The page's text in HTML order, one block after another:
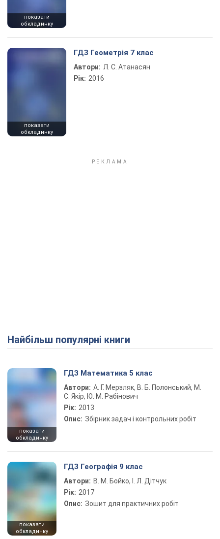
показати
обкладинку
показати
обкладинку
ГДЗ Геометрія 7 клас
Автори: Л. С. Атанасян
Рік: 2016
Найбільш популярні книги
показати
обкладинку
ГДЗ Математика 5 клас
Автори: А. Г. Мерзляк, В. Б. Полонський, М.
С. Якір, Ю. М. Рабінович
Рік: 2013
Опис: Збірник задач і контрольних робіт
показати
обкладинку
ГДЗ Географія 9 клас
Автори: В. М. Бойко, І. Л. Дітчук
Рік: 2017
Опис: Зошит для практичних робіт